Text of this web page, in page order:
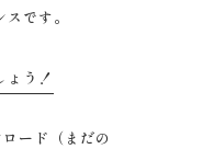
です。
ょう！
ード（まだの